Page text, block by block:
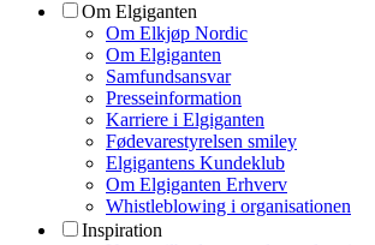
Om Elgiganten
Om Elkjøp Nordic
Om Elgiganten
Samfundsansvar
Presseinformation
Karriere i Elgiganten
Fødevarestyrelsen smiley
Elgigantens Kundeklub
Om Elgiganten Erhverv
Whistleblowing i organisationen
Inspiration